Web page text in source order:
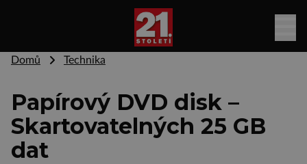
Domů Technika
Papírový DVD disk –
Skartovatelných 25 GB
dat